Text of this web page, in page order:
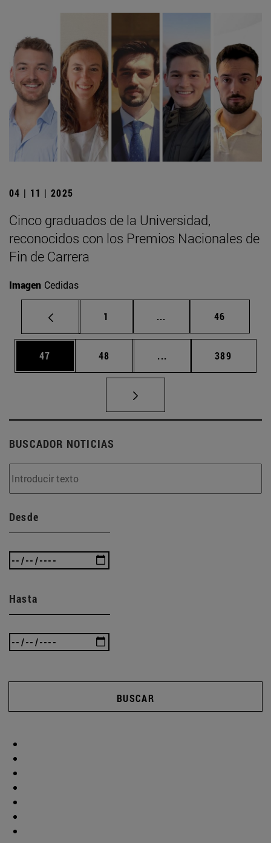
04 | 11 | 2025
Cinco graduados de la Universidad,
reconocidos con los Premios Nacionales de
Fin de Carrera
Imagen Cedidas
Página
1 ... Páginas intermedias
Página
46
Página
47 Página
48 ... Páginas intermedias
Página
389
BUSCADOR NOTICIAS
Desde
Hasta
BUSCAR